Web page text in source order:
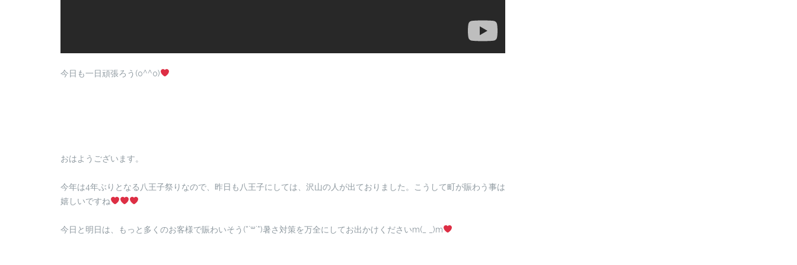
今日も一日頑張ろう(o^^o)
おはようございます。
今年は4年ぶりとなる八王子祭りなので、昨日も八王子にしては、沢山の人が出ておりました。こうして町が賑わう事は
嬉しいですね
今日と明日は、もっと多くのお客様で賑わいそう(*´꒳`*)暑さ対策を万全にしてお出かけくださいm(_ _)m